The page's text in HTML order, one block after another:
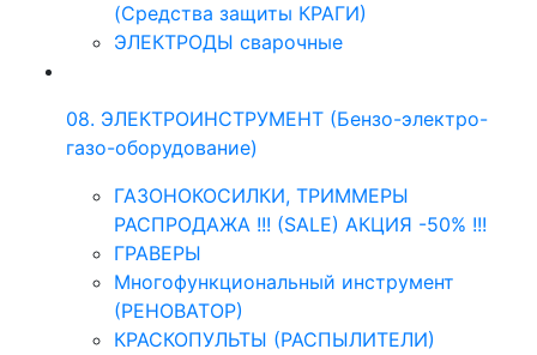
(Средства защиты КРАГИ)
ЭЛЕКТРОДЫ сварочные
08. ЭЛЕКТРОИНСТРУМЕНТ (Бензо-электро-
газо-оборудование)
ГАЗОНОКОСИЛКИ, ТРИММЕРЫ
РАСПРОДАЖА !!! (SALE) АКЦИЯ -50% !!!
ГРАВЕРЫ
Многофункциональный инструмент
(РЕНОВАТОР)
КРАСКОПУЛЬТЫ (РАСПЫЛИТЕЛИ)